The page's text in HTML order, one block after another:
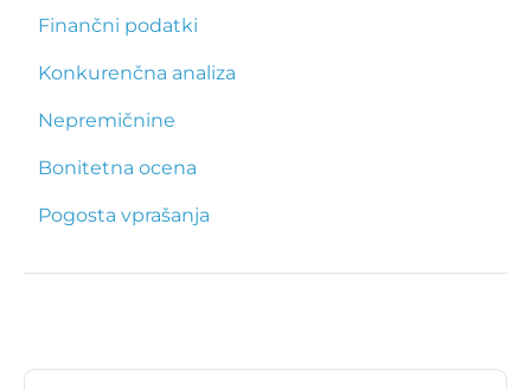
Finančni podatki
Konkurenčna analiza
Nepremičnine
Bonitetna ocena
Pogosta vprašanja